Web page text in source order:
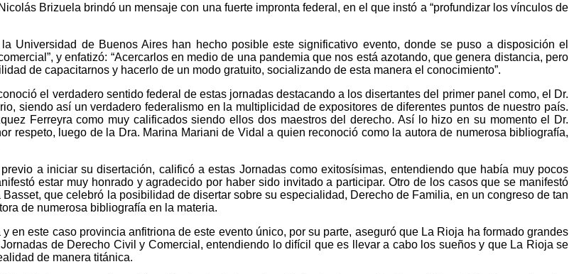
Brizuela brindó un mensaje con una fuerte impronta federal, en el que instó a “profundizar los vínculos de
Universidad de Buenos Aires han hecho posible este significativo evento, donde se puso a disposición el
y enfatizó: “Acercarlos en medio de una pandemia que nos está azotando, que genera distancia, pero
de capacitarnos y hacerlo de un modo gratuito, socializando de esta manera el conocimiento”.
el verdadero sentido federal de estas jornadas destacando a los disertantes del primer panel como, el Dr.
siendo así un verdadero federalismo en la multiplicidad de expositores de diferentes puntos de nuestro país.
Ferreyra como muy calificados siendo ellos dos maestros del derecho. Así lo hizo en su momento el Dr.
respeto, luego de la Dra. Marina Mariani de Vidal a quien reconoció como la autora de numerosa bibliografía,
a iniciar su disertación, calificó a estas Jornadas como exitosísimas, entendiendo que había muy pocos
estar muy honrado y agradecido por haber sido invitado a participar. Otro de los casos que se manifestó
que celebró la posibilidad de disertar sobre su especialidad, Derecho de Familia, en un congreso de tan
de numerosa bibliografía en la materia.
en este caso provincia anfitriona de este evento único, por su parte, aseguró que La Rioja ha formado grandes
de Derecho Civil y Comercial, entendiendo lo difícil que es llevar a cabo los sueños y que La Rioja se
de manera titánica.